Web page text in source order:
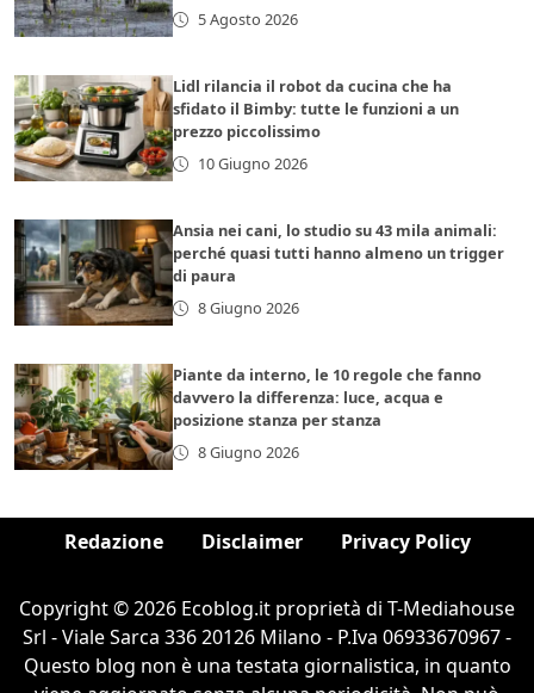
5 Agosto 2026
Lidl rilancia il robot da cucina che ha
sfidato il Bimby: tutte le funzioni a un
prezzo piccolissimo
10 Giugno 2026
Ansia nei cani, lo studio su 43 mila animali:
perché quasi tutti hanno almeno un trigger
di paura
8 Giugno 2026
Piante da interno, le 10 regole che fanno
davvero la differenza: luce, acqua e
posizione stanza per stanza
8 Giugno 2026
Redazione Disclaimer Privacy Policy
Copyright © 2026 Ecoblog.it proprietà di T-Mediahouse
Srl - Viale Sarca 336 20126 Milano - P.Iva 06933670967 -
Questo blog non è una testata giornalistica, in quanto